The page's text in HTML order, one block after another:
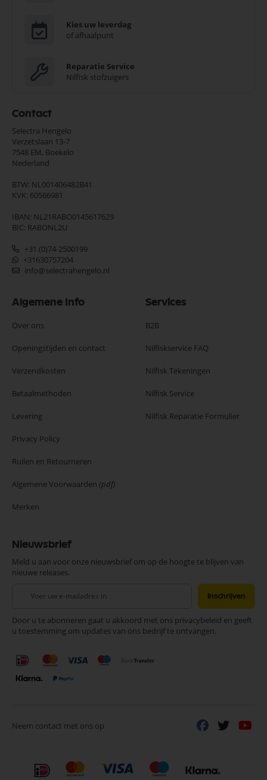
Kies uw leverdag
of afhaalpunt
Reparatie Service
Nilfisk stofzuigers
Contact
Selectra Hengelo
Verzetslaan 13-7
7548 EM, Boekelo
Nederland
BTW: NL001406482B41
KVK: 60566981
IBAN: NL21RABO0145617629
BIC: RABONL2U
+31 (0)74-2500199
+31630757204
info@selectrahengelo.nl
Algemene Info
Over ons
Openingstijden en contact
Verzendkosten
Betaalmethoden
Levering
Privacy Policy
Ruilen en Retourneren
Algemene Voorwaarden (pdf)
Merken
Services
B2B
Nilfiskservice FAQ
Nilfisk Tekeningen
Nilfisk Service
Nilfisk Reparatie Formulier
Nieuwsbrief
Meld u aan voor onze nieuwsbrief om op de hoogte te blijven van
nieuwe releases.
onze
nieuwsbrief
Inschrijven
Door u te abonneren gaat u akkoord met ons privacybeleid en geeft
u toestemming om updates van ons bedrijf te ontvangen.
Neem contact met ons op